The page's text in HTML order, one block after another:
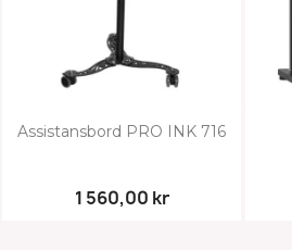
Assistansbord PRO INK 716
1 560,00 kr